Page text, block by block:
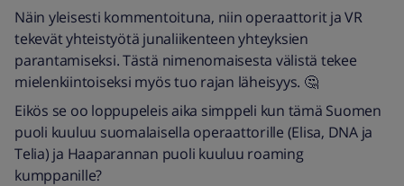
Näin yleisesti kommentoituna, niin operaattorit ja VR
tekevät yhteistyötä junaliikenteen yhteyksien
parantamiseksi. Tästä nimenomaisesta välistä tekee
mielenkiintoiseksi myös tuo rajan läheisyys. 🤔
Eikös se oo loppupeleis aika simppeli kun tämä Suomen
puoli kuuluu suomalaisella operaattorille (Elisa, DNA ja
Telia) ja Haaparannan puoli kuuluu roaming
kumppanille?